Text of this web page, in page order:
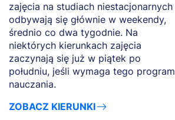
zajęcia na studiach niestacjonarnych
odbywają się głównie w weekendy,
średnio co dwa tygodnie. Na
niektórych kierunkach zajęcia
zaczynają się już w piątek po
południu, jeśli wymaga tego program
nauczania.
ZOBACZ KIERUNKI